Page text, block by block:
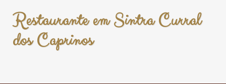
Restaurante em Sintra Curral
dos Caprinos